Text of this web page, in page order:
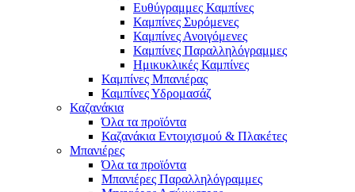
Ευθύγραμμες Καμπίνες
Καμπίνες Συρόμενες
Καμπίνες Ανοιγόμενες
Καμπίνες Παραλληλόγραμμες
Ημικυκλικές Καμπίνες
Καμπίνες Μπανιέρας
Καμπίνες Υδρομασάζ
Καζανάκια
Όλα τα προϊόντα
Καζανάκια Εντοιχισμού & Πλακέτες
Μπανιέρες
Όλα τα προϊόντα
Μπανιέρες Παραλληλόγραμμες